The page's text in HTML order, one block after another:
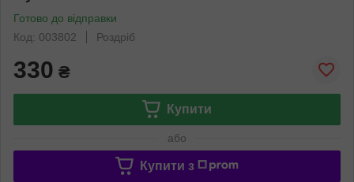
Готово до відправки
Код: 003802
Роздріб
330 ₴
Купити
або
Купити з